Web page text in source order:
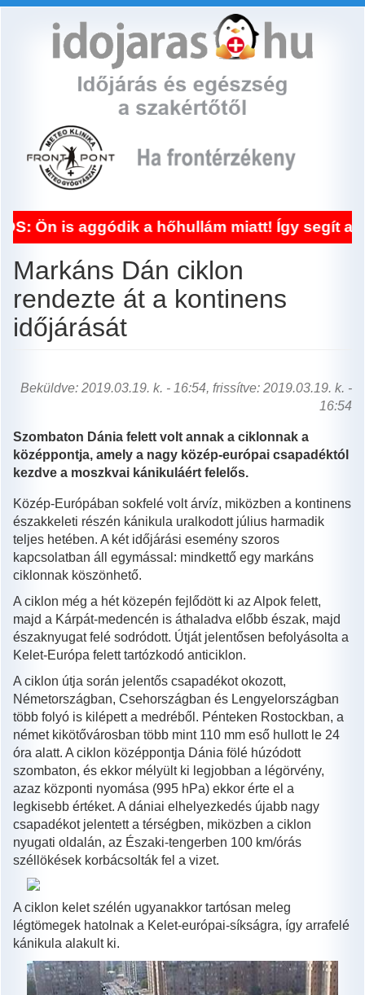
aggódik a hőhullám miatt! Így segít a
Markáns Dán ciklon
rendezte át a kontinens
időjárását
Beküldve: 2019.03.19. k. - 16:54, frissítve: 2019.03.19. k. -
16:54
Szombaton Dánia felett volt annak a ciklonnak a
középpontja, amely a nagy közép-európai csapadéktól
kezdve a moszkvai kánikuláért felelős.
Közép-Európában sokfelé volt árvíz, miközben a kontinens
északkeleti részén kánikula uralkodott július harmadik
teljes hetében. A két időjárási esemény szoros
kapcsolatban áll egymással: mindkettő egy markáns
ciklonnak köszönhető.
A ciklon még a hét közepén fejlődött ki az Alpok felett,
majd a Kárpát-medencén is áthaladva előbb észak, majd
északnyugat felé sodródott. Útját jelentősen befolyásolta a
Kelet-Európa felett tartózkodó anticiklon.
A ciklon útja során jelentős csapadékot okozott,
Németországban, Csehországban és Lengyelországban
több folyó is kilépett a medréből. Pénteken Rostockban, a
német kikötővárosban több mint 110 mm eső hullott le 24
óra alatt. A ciklon középpontja Dánia fölé húzódott
szombaton, és ekkor mélyült ki legjobban a légörvény,
azaz központi nyomása (995 hPa) ekkor érte el a
legkisebb értéket. A dániai elhelyezkedés újabb nagy
csapadékot jelentett a térségben, miközben a ciklon
nyugati oldalán, az Északi-tengerben 100 km/órás
széllökések korbácsolták fel a vizet.
A ciklon kelet szélén ugyanakkor tartósan meleg
légtömegek hatolnak a Kelet-európai-síkságra, így arrafelé
kánikula alakult ki.